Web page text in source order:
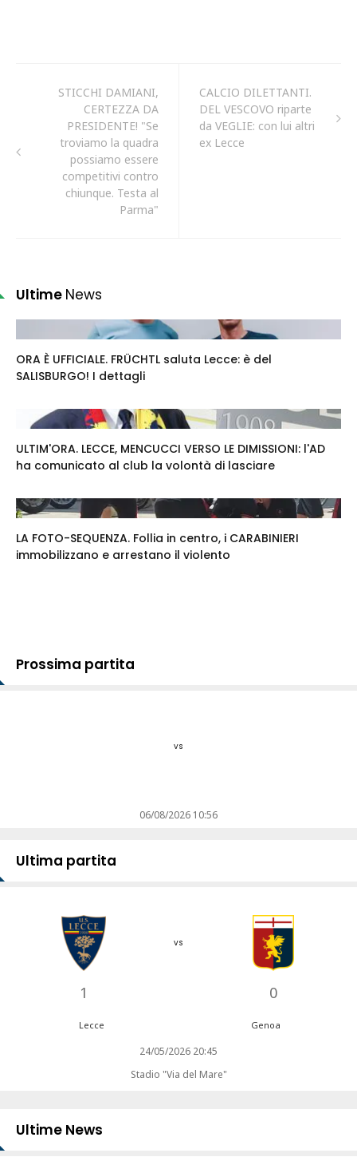
STICCHI DAMIANI,
CERTEZZA DA
PRESIDENTE! "Se
troviamo la quadra
possiamo essere
competitivi contro
chiunque. Testa al
Parma"
CALCIO DILETTANTI.
DEL VESCOVO riparte
da VEGLIE: con lui altri
ex Lecce
Ultime News
ORA È UFFICIALE. FRÜCHTL saluta Lecce: è del
SALISBURGO! I dettagli
ULTIM'ORA. LECCE, MENCUCCI VERSO LE DIMISSIONI: l'AD
ha comunicato al club la volontà di lasciare
LA FOTO-SEQUENZA. Follia in centro, i CARABINIERI
immobilizzano e arrestano il violento
Prossima partita
vs
06/08/2026 10:56
Ultima partita
1
vs
0
Lecce Genoa
24/05/2026 20:45
Stadio "Via del Mare"
Ultime News